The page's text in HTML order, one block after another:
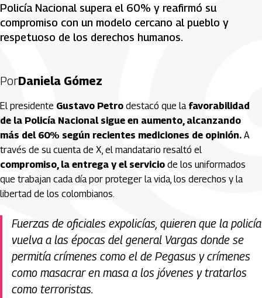
Policía Nacional supera el 60% y reafirmó su
compromiso con un modelo cercano al pueblo y
respetuoso de los derechos humanos.
PorDaniela Gómez
El presidente Gustavo Petro destacó que la favorabilidad
de la Policía Nacional sigue en aumento, alcanzando
más del 60% según recientes mediciones de opinión. A
través de su cuenta de X, el mandatario resaltó el
compromiso, la entrega y el servicio de los uniformados
que trabajan cada día por proteger la vida, los derechos y la
libertad de los colombianos.
Fuerzas de oficiales expolicías, quieren que la policía
vuelva a las épocas del general Vargas donde se
permitía crímenes como el de Pegasus y crímenes
como masacrar en masa a los jóvenes y tratarlos
como terroristas.